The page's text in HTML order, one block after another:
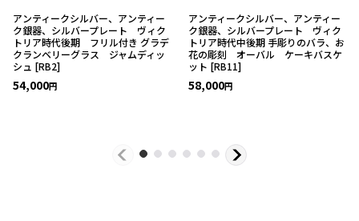
アンティークシルバー、アンティー
ク銀器、シルバープレート ヴィク
トリア時代後期 フリル付き グラデ
クランベリーグラス ジャムディッ
シュ [RB2]
54,000円
アンティークシルバー、アンティー
ク銀器、シルバープレート ヴィク
トリア時代中後期 手彫りのバラ、お
花の彫刻 オーバル ケーキバスケ
ット [RB11]
58,000円